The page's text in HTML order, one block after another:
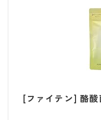
[ファイテン] 酪